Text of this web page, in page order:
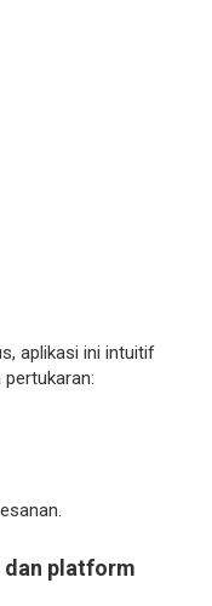
aplikasi ini intuitif
dan platform